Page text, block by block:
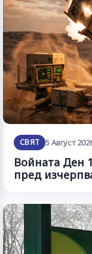
СВЯТ 5 Август
Войната Ден
пред